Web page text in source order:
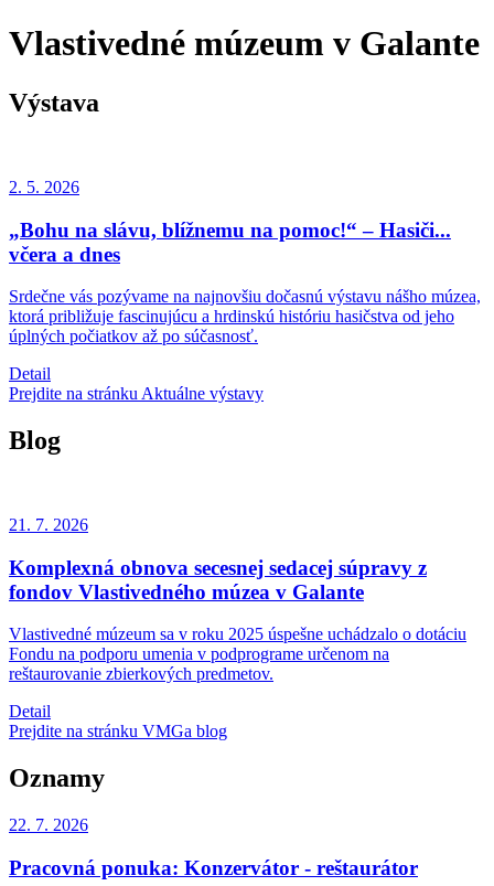
Vlastivedné múzeum v Galante
Výstava
2. 5. 2026
„Bohu na slávu, blížnemu na pomoc!“ – Hasiči...
včera a dnes
Srdečne vás pozývame na najnovšiu dočasnú výstavu nášho múzea,
ktorá približuje fascinujúcu a hrdinskú históriu hasičstva od jeho
úplných počiatkov až po súčasnosť.
Detail
Prejdite na stránku Aktuálne výstavy
Blog
21. 7. 2026
Komplexná obnova secesnej sedacej súpravy z
fondov Vlastivedného múzea v Galante
Vlastivedné múzeum sa v roku 2025 úspešne uchádzalo o dotáciu
Fondu na podporu umenia v podprograme určenom na
reštaurovanie zbierkových predmetov.
Detail
Prejdite na stránku VMGa blog
Oznamy
22. 7. 2026
Pracovná ponuka: Konzervátor - reštaurátor